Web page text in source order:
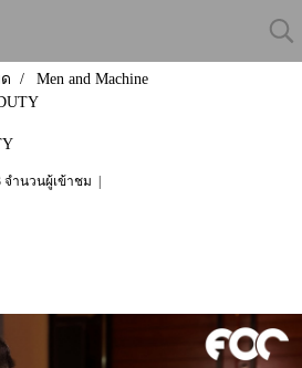
Men and Machine
จำนวนผู้เข้าชม